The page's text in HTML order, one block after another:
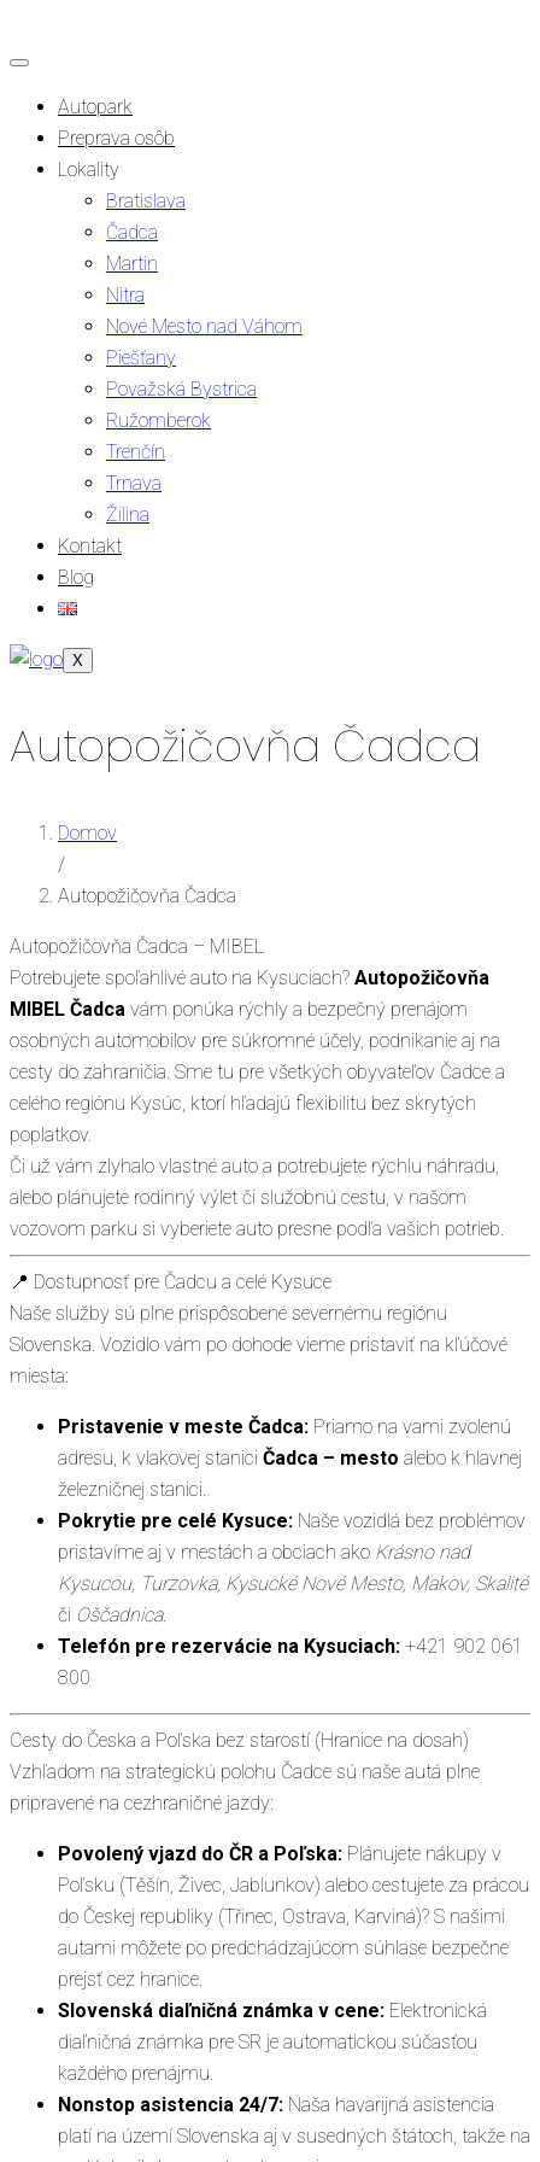
Autopark
Preprava osôb
Lokality
Bratislava
Čadca
Martin
Nitra
Nové Mesto nad Váhom
Piešťany
Považská Bystrica
Ružomberok
Trenčín
Trnava
Žilina
Kontakt
Blog
X
Autopožičovňa Čadca
Domov
/
Autopožičovňa Čadca
Autopožičovňa Čadca – MIBEL
Potrebujete spoľahlivé auto na Kysuciach? Autopožičovňa
MIBEL Čadca vám ponúka rýchly a bezpečný prenájom
osobných automobilov pre súkromné účely, podnikanie aj na
cesty do zahraničia. Sme tu pre všetkých obyvateľov Čadce a
celého regiónu Kysúc, ktorí hľadajú flexibilitu bez skrytých
poplatkov.
Či už vám zlyhalo vlastné auto a potrebujete rýchlu náhradu,
alebo plánujete rodinný výlet či služobnú cestu, v našom
vozovom parku si vyberiete auto presne podľa vašich potrieb.
📍 Dostupnosť pre Čadcu a celé Kysuce
Naše služby sú plne prispôsobené severnému regiónu
Slovenska. Vozidlo vám po dohode vieme pristaviť na kľúčové
miesta:
Pristavenie v meste Čadca: Priamo na vami zvolenú
adresu, k vlakovej stanici Čadca – mesto alebo k hlavnej
železničnej stanici.
Pokrytie pre celé Kysuce: Naše vozidlá bez problémov
pristavíme aj v mestách a obciach ako Krásno nad
Kysucou, Turzovka, Kysucké Nové Mesto, Makov, Skalité
či Oščadnica.
Telefón pre rezervácie na Kysuciach: +421 902 061
800
Cesty do Česka a Poľska bez starostí (Hranice na dosah)
Vzhľadom na strategickú polohu Čadce sú naše autá plne
pripravené na cezhraničné jazdy:
Povolený vjazd do ČR a Poľska: Plánujete nákupy v
Poľsku (Těšín, Živec, Jablunkov) alebo cestujete za prácou
do Českej republiky (Třinec, Ostrava, Karviná)? S našimi
autami môžete po predchádzajúcom súhlase bezpečne
prejsť cez hranice.
Slovenská diaľničná známka v cene: Elektronická
diaľničná známka pre SR je automatickou súčasťou
každého prenájmu.
Nonstop asistencia 24/7: Naša havarijná asistencia
platí na území Slovenska aj v susedných štátoch, takže na